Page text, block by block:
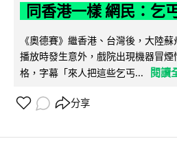
同香港一樣 網民：乞
《奧德賽》繼香港、台灣後，大陸
播放時發生意外，戲院出現機器冒
格，字幕「來人把這些乞丐...
閱讀
分享